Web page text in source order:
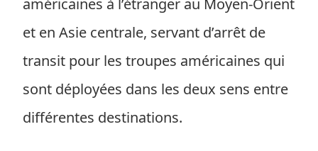
américaines à l’étranger au Moyen-Orient
et en Asie centrale, servant d’arrêt de
transit pour les troupes américaines qui
sont déployées dans les deux sens entre
différentes destinations.